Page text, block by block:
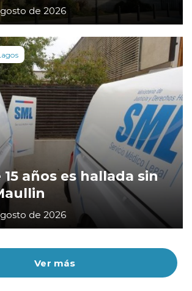
Ver más
de 2026
años es hallada sin
de 2026